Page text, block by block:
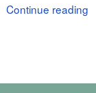
Continue reading